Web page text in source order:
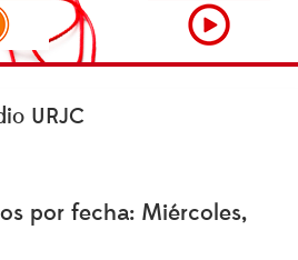
URJC
por fecha: Miércoles,